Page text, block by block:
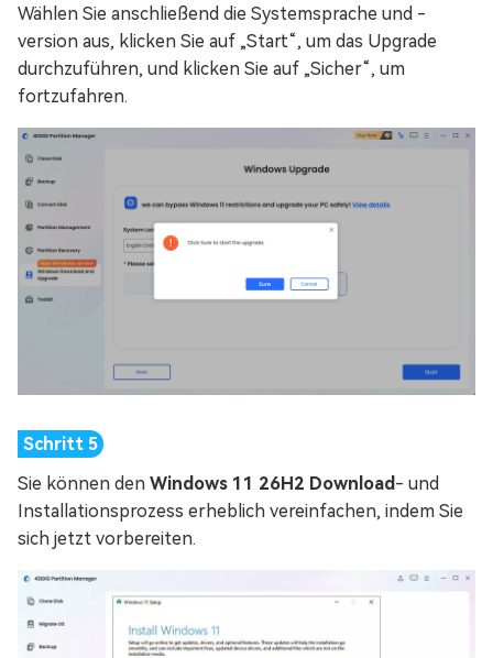
Wählen Sie anschließend die Systemsprache und -
version aus, klicken Sie auf „Start“, um das Upgrade
durchzuführen, und klicken Sie auf „Sicher“, um
fortzufahren.
Sie können den Windows 11 26H2 Download - und
Installationsprozess erheblich vereinfachen, indem Sie
sich jetzt vorbereiten.